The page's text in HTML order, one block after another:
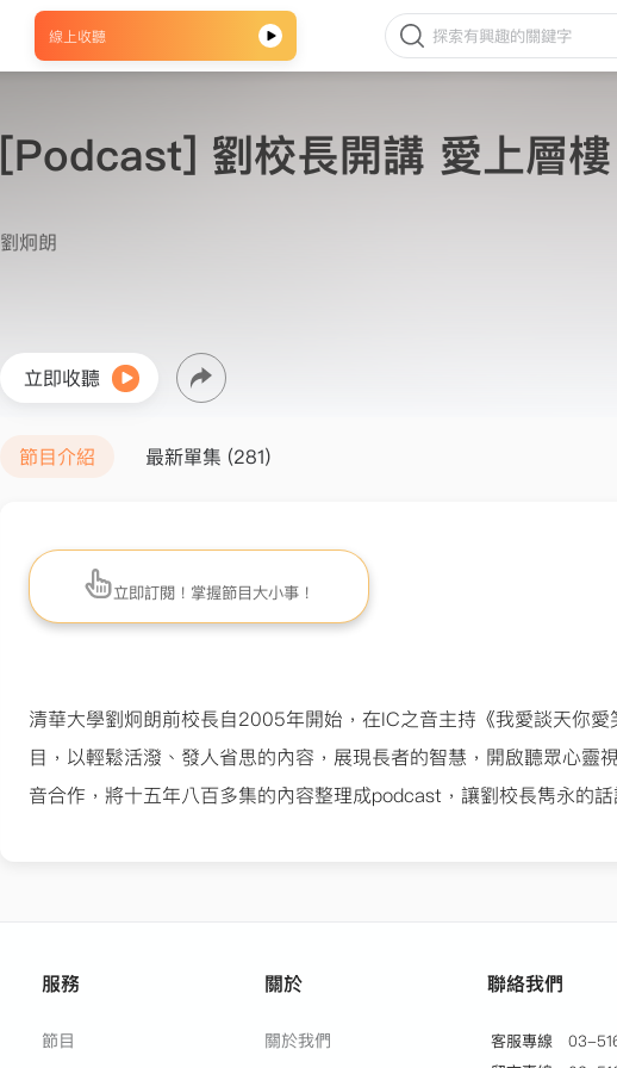
線上收聽
[Podcast] 劉校長開講 愛上層樓
劉炯朗
立即收聽
節目介紹 最新單集 (281)
立即訂閱！掌握節目大小事！
清華大學劉炯朗前校長自2005年開始，在IC之音主持《我愛談天你愛
目，以輕鬆活潑、發人省思的內容，展現長者的智慧，開啟聽眾心靈
音合作，將十五年八百多集的內容整理成podcast ， 讓劉校長雋永的
服務
節目
關於
關於我們
聯絡我們
客服專線
03-